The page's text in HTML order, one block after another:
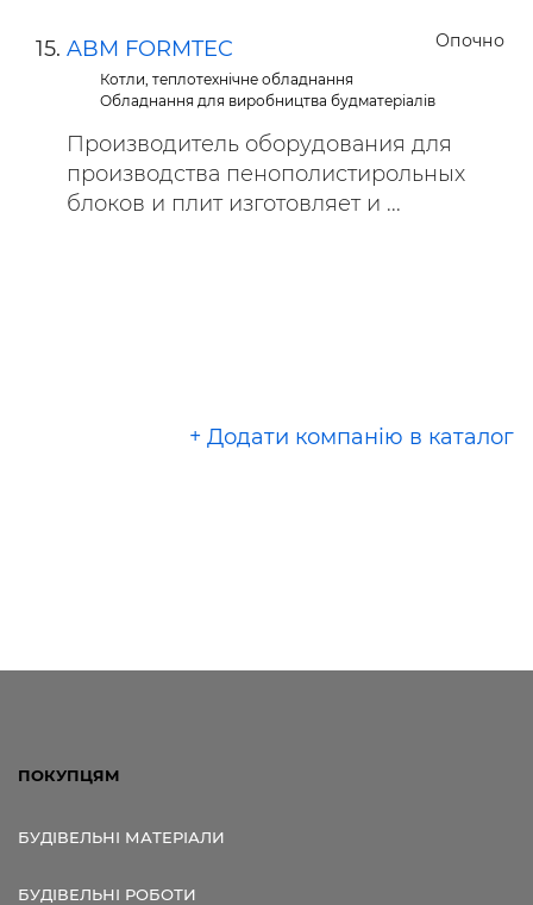
Опочно
ABM FORMTEC
Котли, теплотехнічне обладнання
Обладнання для виробництва будматеріалів
Производитель оборудования для
производства пенополистирольных
блоков и плит изготовляет и ...
+ Додати компанію в каталог
ПОКУПЦЯМ
БУДІВЕЛЬНІ МАТЕРІАЛИ
БУДІВЕЛЬНІ РОБОТИ